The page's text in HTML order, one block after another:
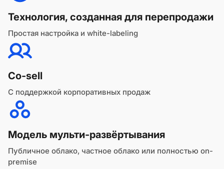
Технология, созданная для перепродажи
Простая настройка и white-labeling
Co-sell
С поддержкой корпоративных продаж
Модель мульти-развёртывания
Публичное облако, частное облако или полностью on-
premise